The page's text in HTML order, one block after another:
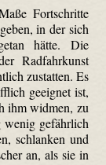
Fortschritte
in der sich
hätte. Die
Radfahrkunst
zustatten. Es
geeignet ist,
ihm widmen, zu
wenig gefährlich
schlanken und
an, als sie in